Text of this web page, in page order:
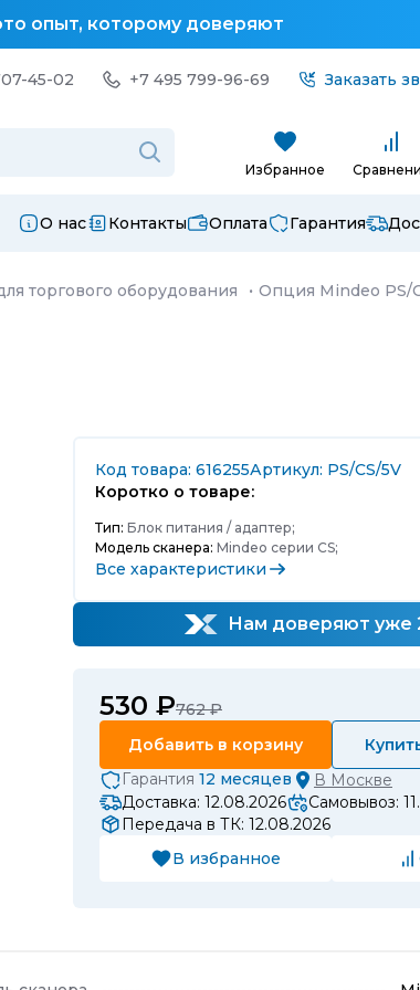
опыт, которому доверяют
45-02 +7 495 799-96-69 Заказать
Избранное
О нас Контакты Оплата Гарантия
торгового оборудования · Опция Mindeo PS/
Код товара: 616255Артикул: PS/CS/5V
Коротко о товаре:
Тип: Блок питания / адаптер;
Модель сканера: Mindeo серии CS;
Все характеристики
Нам доверяют уже
530 ₽762 ₽
Добавить в корзину
Гарантия 12 месяцев В Москве
Доставка: 12.08.2026
Самовывоз:
Передача в ТК: 12.08.2026
В избранное